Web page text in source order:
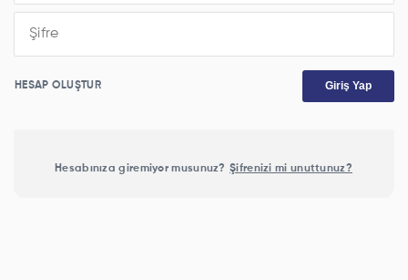
HESAP OLUŞTUR Giriş Yap
Hesabınıza giremiyor musunuz? Şifrenizi mi unuttunuz?